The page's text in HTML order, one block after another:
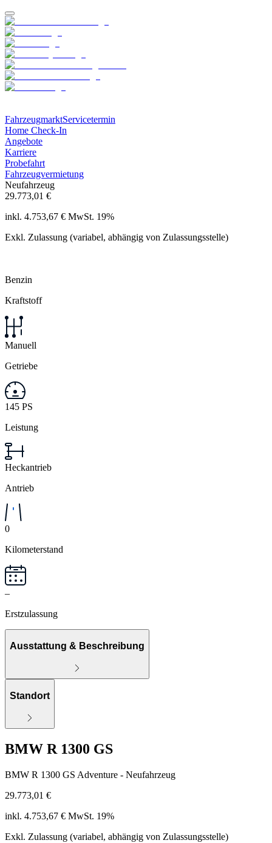
FahrzeugmarktServicetermin
Home Check-In
Angebote
Karriere
Probefahrt
Fahrzeugvermietung
Neufahrzeug
29.773,01 €
inkl. 4.753,67 € MwSt. 19%
Exkl. Zulassung (variabel, abhängig von Zulassungsstelle)
Benzin
Kraftstoff
Manuell
Getriebe
145 PS
Leistung
Heckantrieb
Antrieb
0
Kilometerstand
–
Erstzulassung
Ausstattung & Beschreibung
Standort
BMW R 1300 GS
BMW R 1300 GS Adventure - Neufahrzeug
29.773,01 €
inkl. 4.753,67 € MwSt. 19%
Exkl. Zulassung (variabel, abhängig von Zulassungsstelle)